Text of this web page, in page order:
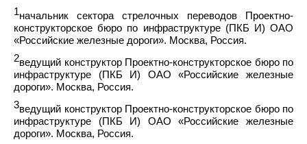
1начальник сектора стрелочных переводов Проектно-
конструкторское бюро по инфраструктуре (ПКБ И) ОАО
«Российские железные дороги». Москва, Россия.
2ведущий конструктор Проектно-конструкторское бюро по
инфраструктуре (ПКБ И) ОАО «Российские железные
дороги». Москва, Россия.
3ведущий конструктор Проектно-конструкторское бюро по
инфраструктуре (ПКБ И) ОАО «Российские железные
дороги». Москва, Россия.